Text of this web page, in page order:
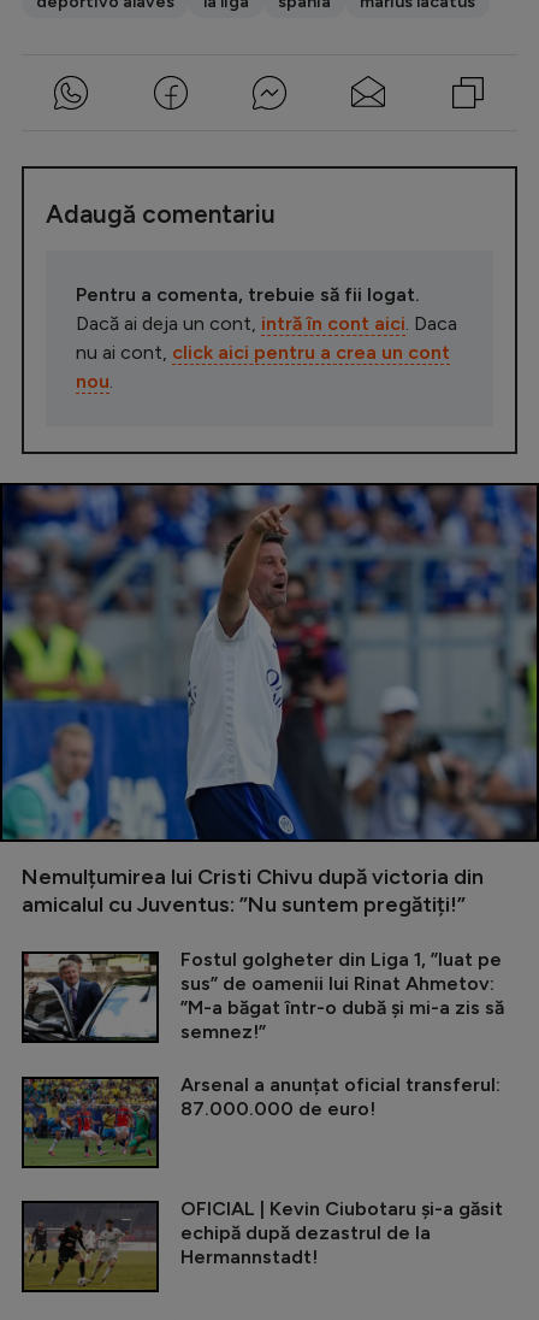
Adaugă comentariu
Pentru a comenta, trebuie să fii logat.
Dacă ai deja un cont, intră în cont aici . Daca
nu ai cont, click aici pentru a crea un cont
nou
Nemulțumirea lui Cristi Chivu după victoria din
amicalul cu Juventus: ”Nu suntem pregătiți!”
Fostul golgheter din Liga 1, ”luat pe
sus” de oamenii lui Rinat Ahmetov:
”M-a băgat într-o dubă și mi-a zis să
semnez!”
Arsenal a anunțat oficial transferul:
87.000.000 de euro!
OFICIAL | Kevin Ciubotaru și-a găsit
echipă după dezastrul de la
Hermannstadt!